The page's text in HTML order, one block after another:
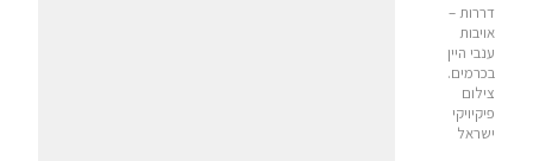
דררות –
אויבות
ענבי היין
בכרמים.
צילום
פיקיויקי
ישראל